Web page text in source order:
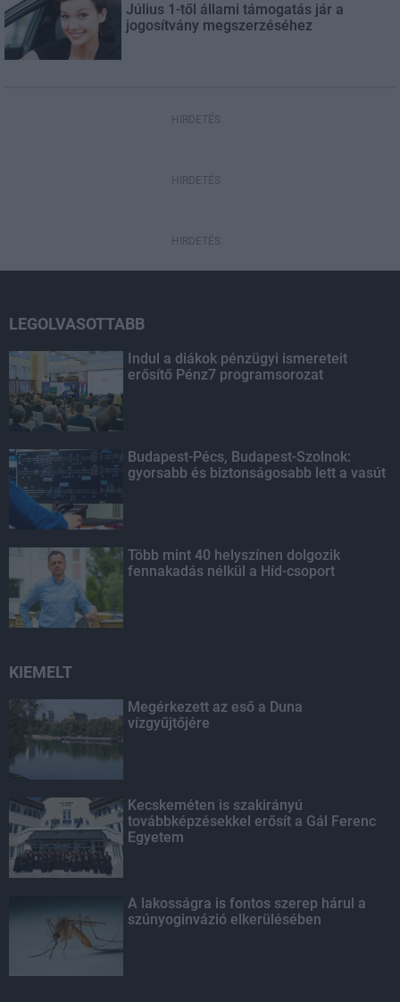
Július 1-től állami támogatás jár a
jogosítvány megszerzéséhez
HIRDETÉS
HIRDETÉS
HIRDETÉS
LEGOLVASOTTABB
Indul a diákok pénzügyi ismereteit
erősítő Pénz7 programsorozat
Budapest-Pécs, Budapest-Szolnok:
gyorsabb és biztonságosabb lett a vasút
Több mint 40 helyszínen dolgozik
fennakadás nélkül a Híd-csoport
KIEMELT
Megérkezett az eső a Duna
vízgyűjtőjére
Kecskeméten is szakirányú
továbbképzésekkel erősít a Gál Ferenc
Egyetem
A lakosságra is fontos szerep hárul a
szúnyoginvázió elkerülésében